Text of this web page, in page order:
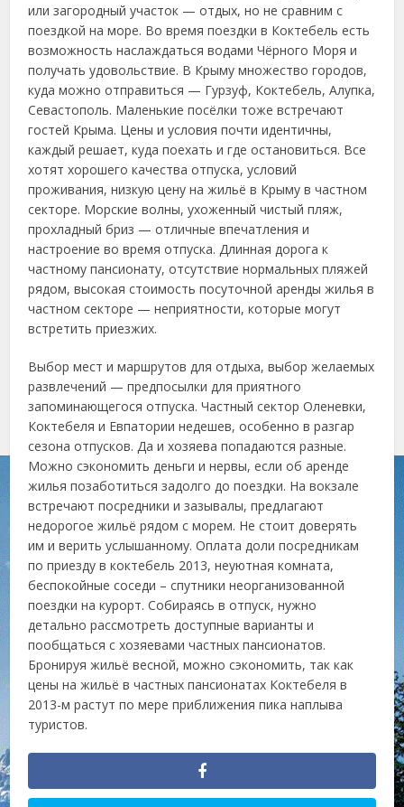
или загородный участок — отдых, но не сравним с
поездкой на море. Во время поездки в Коктебель есть
возможность наслаждаться водами Чёрного Моря и
получать удовольствие. В Крыму множество городов,
куда можно отправиться — Гурзуф, Коктебель, Алупка,
Севастополь. Маленькие посёлки тоже встречают
гостей Крыма. Цены и условия почти идентичны,
каждый решает, куда поехать и где остановиться. Все
хотят хорошего качества отпуска, условий
проживания, низкую цену на жильё в Крыму в частном
секторе. Морские волны, ухоженный чистый пляж,
прохладный бриз — отличные впечатления и
настроение во время отпуска. Длинная дорога к
частному пансионату, отсутствие нормальных пляжей
рядом, высокая стоимость посуточной аренды жилья в
частном секторе — неприятности, которые могут
встретить приезжих.
Выбор мест и маршрутов для отдыха, выбор желаемых
развлечений — предпосылки для приятного
запоминающегося отпуска. Частный сектор Оленевки,
Коктебеля и Евпатории недешев, особенно в разгар
сезона отпусков. Да и хозяева попадаются разные.
Можно сэкономить деньги и нервы, если об аренде
жилья позаботиться задолго до поездки. На вокзале
встречают посредники и зазывалы, предлагают
недорогое жильё рядом с морем. Не стоит доверять
им и верить услышанному. Оплата доли посредникам
по приезду в коктебель 2013, неуютная комната,
беспокойные соседи – спутники неорганизованной
поездки на курорт. Собираясь в отпуск, нужно
детально рассмотреть доступные варианты и
пообщаться с хозяевами частных пансионатов.
Бронируя жильё весной, можно сэкономить, так как
цены на жильё в частных пансионатах Коктебеля в
2013-м растут по мере приближения пика наплыва
туристов.